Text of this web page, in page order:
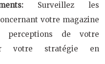
Surveillez les
votre magazine
perceptions de votre
votre stratégie en